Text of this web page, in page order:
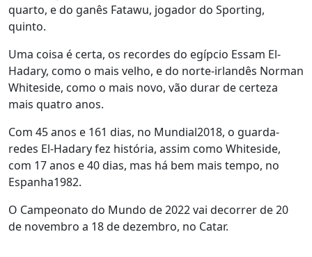
quarto, e do ganês Fatawu, jogador do Sporting,
quinto.
Uma coisa é certa, os recordes do egípcio Essam El-
Hadary, como o mais velho, e do norte-irlandês Norman
Whiteside, como o mais novo, vão durar de certeza
mais quatro anos.
Com 45 anos e 161 dias, no Mundial2018, o guarda-
redes El-Hadary fez história, assim como Whiteside,
com 17 anos e 40 dias, mas há bem mais tempo, no
Espanha1982.
O Campeonato do Mundo de 2022 vai decorrer de 20
de novembro a 18 de dezembro, no Catar.